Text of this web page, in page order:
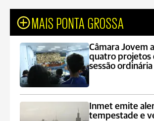
MAIS PONTA GROSSA
Câmara Jovem
quatro projetos
sessão ordinária
Inmet emite
tempestade e